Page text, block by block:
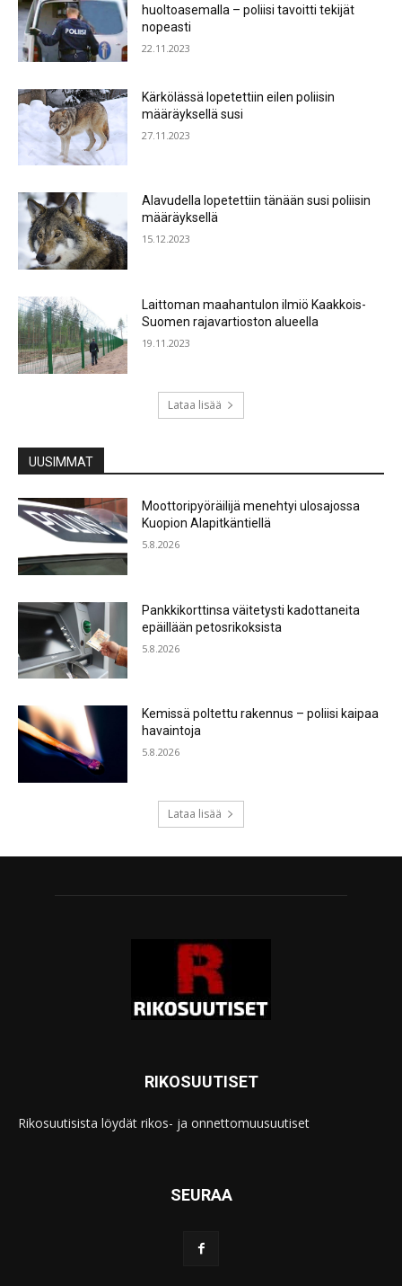
huoltoasemalla – poliisi tavoitti tekijät
nopeasti
22.11.2023
Kärkölässä lopetettiin eilen poliisin
määräyksellä susi
27.11.2023
Alavudella lopetettiin tänään susi poliisin
määräyksellä
15.12.2023
Laittoman maahantulon ilmiö Kaakkois-
Suomen rajavartioston alueella
19.11.2023
Lataa lisää
UUSIMMAT
Moottoripyöräilijä menehtyi ulosajossa
Kuopion Alapitkäntiellä
5.8.2026
Pankkikorttinsa väitetysti kadottaneita
epäillään petosrikoksista
5.8.2026
Kemissä poltettu rakennus – poliisi kaipaa
havaintoja
5.8.2026
Lataa lisää
RIKOSUUTISET
Rikosuutisista löydät rikos- ja onnettomuusuutiset
SEURAA